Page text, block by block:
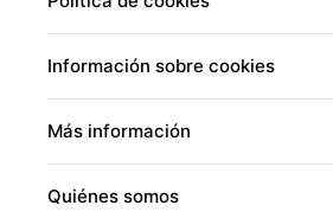
Información sobre cookies
Más información
Quiénes somos